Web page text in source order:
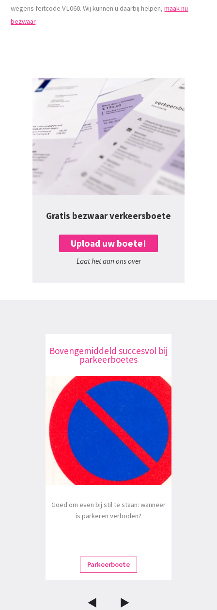
wegens feitcode VL060. Wij kunnen u daarbij helpen,maak nu
bezwaar.
Gratis bezwaar verkeersboete
Upload uw boete!
Laat het aan ons over
Bovengemiddeld succesvol bij
parkeerboetes
Goed om even bij stil te staan: wanneer
is parkeren verboden?
Parkeerboete